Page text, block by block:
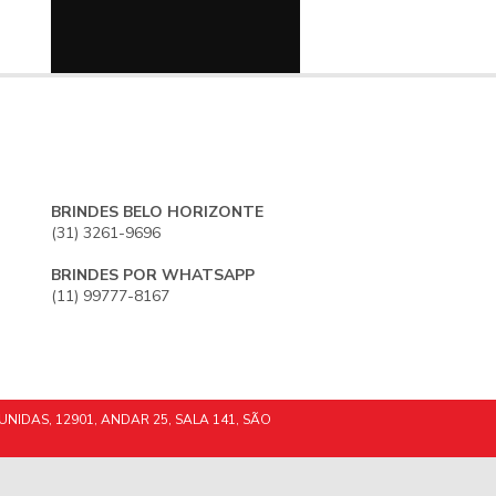
BRINDES BELO HORIZONTE
(31) 3261-9696
BRINDES POR WHATSAPP
(11) 99777-8167
12901, ANDAR 25, SALA 141, SÃO